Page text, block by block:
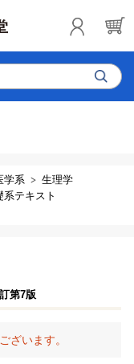
学系
生理学
系テキスト
第7版
ざいます。